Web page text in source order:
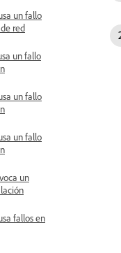
un fallo
red
un fallo
un fallo
un fallo
un
fallos en